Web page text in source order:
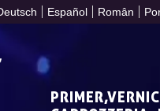
Español Român